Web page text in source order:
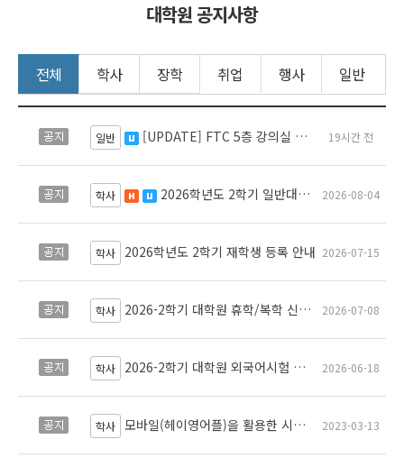
대학원 공지사항
전체 학사 장학 취업 행사 일반
공지 일반 수정됨[UPDATE] FTC 5층 강의실 대관 관련 공지 19시간 전
공지 학사 새 글수정됨2026학년도 2학기 일반대학원 수강신청 일정 및 유의사항 안내 2026-08-04
공지 학사 2026학년도 2학기 재학생 등록 안내 2026-07-15
공지 학사 2026-2학기 대학원 휴학/복학 신청 안내 2026-07-08
공지 학사 2026-2학기 대학원 외국어시험 실시 및 면제서류 제출 안내 2026-06-18
공지 학사 모바일(헤이영어플)을 활용한 시설물 출입 기능 사용 안내 2023-03-13